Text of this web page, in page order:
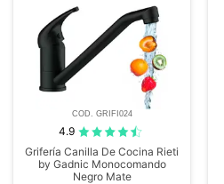
COD. GRIFI024
4.9
Grifería Canilla De Cocina Rieti
by Gadnic Monocomando
Negro Mate